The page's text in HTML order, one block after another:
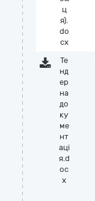
ц
я).
do
cx
Те
нд
ер
на
до
ку
ме
нт
аці
я.d
oc
x